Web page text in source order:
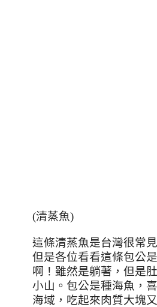
(清蒸魚)
這條清蒸魚是台灣很常
但是各位看看這條包公
啊！雖然是躺著，但是
小山。包公是種海魚，
海域， 吃起來肉質大塊